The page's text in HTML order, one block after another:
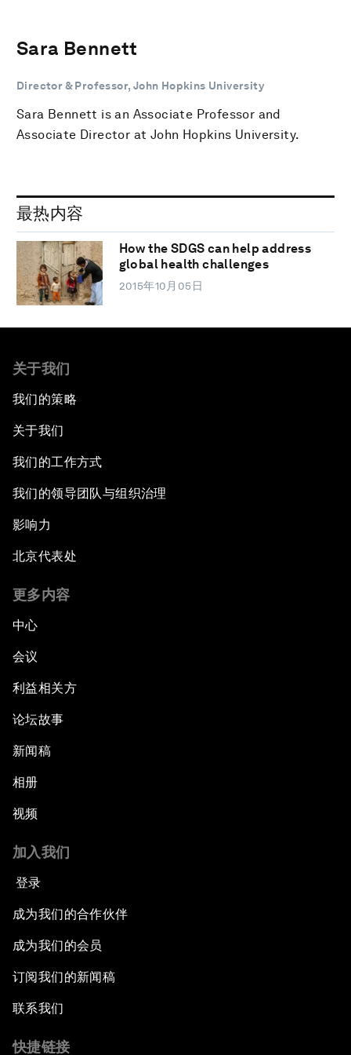
Sara Bennett
Director & Professor, John Hopkins University
Sara Bennett is an Associate Professor and
Associate Director at John Hopkins University.
最热内容
How the SDGS can help address
global health challenges
2015年10月05日
关于我们
我们的策略
关于我们
我们的工作方式
我们的领导团队与组织治理
影响力
北京代表处
更多内容
中心
会议
利益相关方
论坛故事
新闻稿
相册
视频
加入我们
登录
成为我们的合作伙伴
成为我们的会员
订阅我们的新闻稿
联系我们
快捷链接